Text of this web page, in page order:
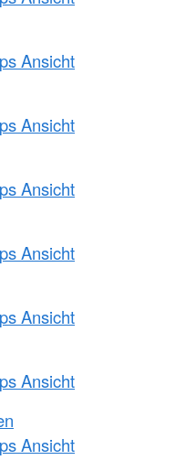
Ansicht
Ansicht
Ansicht
Ansicht
Ansicht
Ansicht
Ansicht